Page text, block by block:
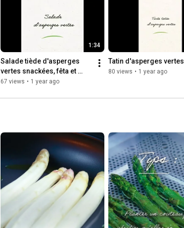
1:34
Salade tiède d'asperges
vertes snackées, fêta et
pistaches concassées
67 views • 1 year ago
Tatin d'asperges vertes
80 views • 1 year ago